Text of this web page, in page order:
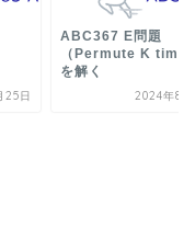
25日
ABC367 E問題
（Permute K
を解く
2024年8